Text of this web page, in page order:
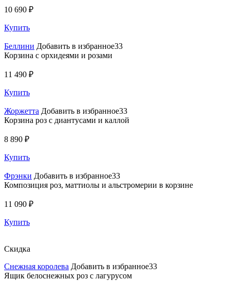
10 690 ₽
Купить
Беллини Добавить в избранное33
Корзина с орхидеями и розами
11 490 ₽
Купить
Жоржетта Добавить в избранное33
Корзина роз с диантусами и каллой
8 890 ₽
Купить
Фрэнки Добавить в избранное33
Композиция роз, маттиолы и альстромерии в корзине
11 090 ₽
Купить
Скидка
Снежная королева Добавить в избранное33
Ящик белоснежных роз с лагурусом